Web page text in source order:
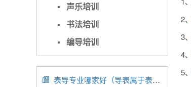
▪
声乐培训
▪
书法培训
▪ 编导培训
 表导专业哪家好（导表属于表演还是编导）
2、
3、
4、
5、